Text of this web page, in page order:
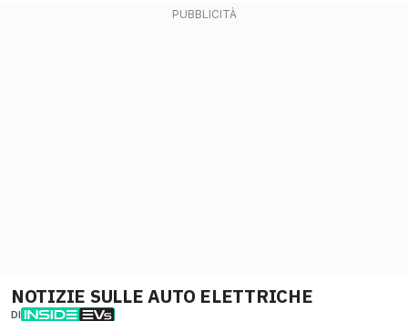
NOTIZIE SULLE AUTO ELETTRICHE
DI